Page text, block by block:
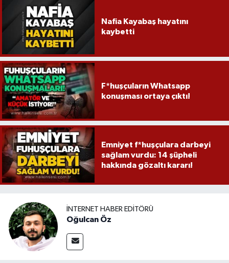
Nafia Kayabaş hayatını
kaybetti
F*huşçuların Whatsapp
konuşması ortaya çıktı!
Emniyet f*huşçulara darbeyi
sağlam vurdu: 14 şüpheli
hakkında gözaltı kararı!
İNTERNET HABER EDITÖRÜ
Oğulcan Öz